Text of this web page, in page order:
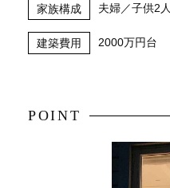
家族構成 夫婦／子供2人
建築費用 2000万円台
POINT